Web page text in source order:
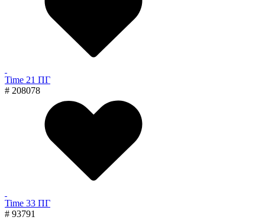
Time 21 ПГ
# 208078
Time 33 ПГ
# 93791